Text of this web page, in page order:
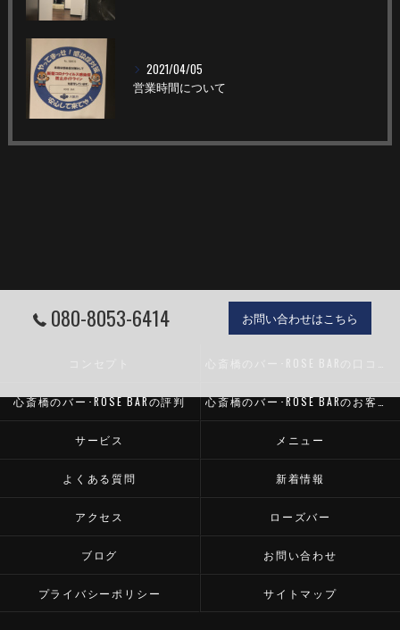
2021/04/05
営業時間について
080-8053-6414 お問い合わせはこちら
心斎橋のバー･ROSE BARの評判 心斎橋のバー･ROSE BARのお客様の声
サービス メニュー
よくある質問 新着情報
アクセス ローズバー
ブログ お問い合わせ
プライバシーポリシー サイトマップ